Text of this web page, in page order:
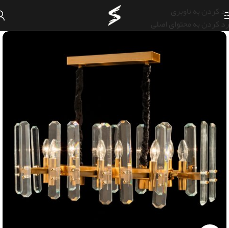
رد کردن به ناوبری
رد کردن به محتوای اصلی